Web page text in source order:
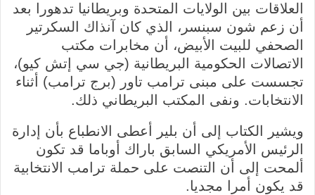
العلاقات بين الولايات المتحدة وبريطانيا تدهورا بعد
أن زعم شون سبنسر، الذي كان آنذاك السكرتير
الصحفي للبيت الأبيض، أن مخابرات مكتب
الاتصالات الحكومية البريطانية (جي سي إتش كيو)،
تجسست على مبنى ترامب تاور (برج ترامب) أثناء
الانتخابات. ونفى المكتب البريطاني ذلك.
ويشير الكتاب إلى أن بلير أعطى الانطباع بأن إدارة
الرئيس الأمريكي السابق باراك أوباما قد تكون
ألمحت إلى أن التنصت على حملة ترامب الانتخابية
قد يكون أمرا مجديا.